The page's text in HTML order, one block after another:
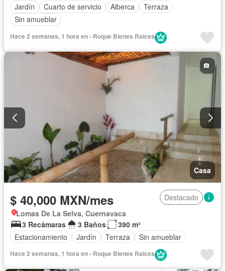
Jardín
Cuarto de servicio Alberca
Terraza
Sin amueblar
Hace 2 semanas, 1 hora en - Roque Bienes Raices
Casa
$ 40,000 MXN/mes
Destacado
Lomas De La Selva, Cuernavaca
3 Recámaras
3 Baños
390 m²
Estacionamiento
Jardín Terraza Sin amueblar
Hace 2 semanas, 1 hora en - Roque Bienes Raices